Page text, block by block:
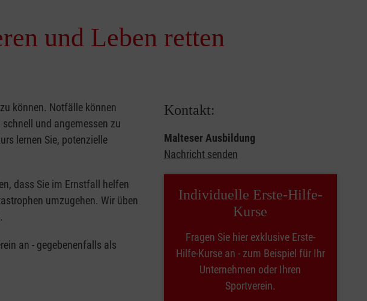
und Leben retten
können. Notfälle können
und angemessen zu
lernen Sie, potenzielle
dass Sie im Ernstfall helfen
umzugehen. Wir üben
an - gegebenenfalls als
Kontakt:
Malteser Ausbildung
Nachricht senden
Individuelle Erste-Hilfe-
Kurse
Fragen Sie hier exklusive Erste-
Hilfe-Kurse an - zum Beispiel für Ihr
Unternehmen oder Ihren
Sportverein.